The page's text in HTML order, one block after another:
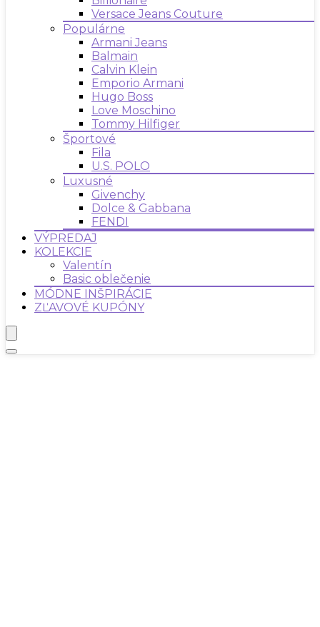
Versace Jeans Couture
Populárne
Armani Jeans
Balmain
Calvin Klein
Emporio Armani
Hugo Boss
Love Moschino
Tommy Hilfiger
Športové
Fila
U.S. POLO
Luxusné
Givenchy
Dolce & Gabbana
FENDI
VÝPREDAJ
KOLEKCIE
Valentín
Basic oblečenie
MÓDNE INŠPIRÁCIE
ZĽAVOVÉ KUPÓNY